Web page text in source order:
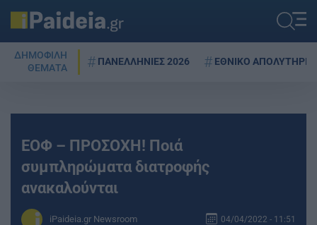
ΔΗΜΟΦΙΛΗ
ΘΕΜΑΤΑ
ΠΑΝΕΛΛΗΝΙΕΣ 2026 ΕΘΝΙΚΟ ΑΠΟΛΥΤΗΡΙΟ
ΕΟΦ – ΠΡΟΣΟΧΗ! Ποιά
συμπληρώματα διατροφής
ανακαλούνται
iPaideia.gr Newsroom 04/04/2022 - 11:51